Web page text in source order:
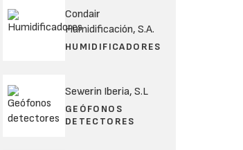
Condair
Humidificación, S.A.
HUMIDIFICADORES
Sewerin Iberia, S.L
GEÓFONOS
DETECTORES